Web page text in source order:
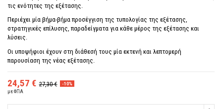
τις ενότητες της εξέτασης.
Περιέχει μία βήμα-βήμα προσέγγιση της τυπολογίας της εξέτασης,
στρατηγικές επίλυσης, παραδείγματα για κάθε μέρος της εξέτασης και
λύσεις.
Οι υποψήφιοι έχουν στη διάθεσή τους μία εκτενή και λεπτομερή
παρουσίαση της νέας εξέτασης.
24,57 € 27,30 € -10%
με ΦΠΑ